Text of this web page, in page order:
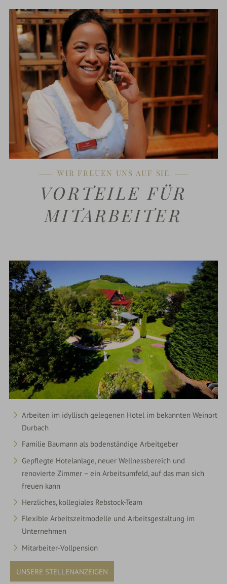
WIR FREUEN UNS AUF SIE
VORTEILE FÜR
MITARBEITER
Arbeiten im idyllisch gelegenen Hotel im bekannten Weinort
Durbach
Familie Baumann als bodenständige Arbeitgeber
Gepflegte Hotelanlage, neuer Wellnessbereich und
renovierte Zimmer – ein Arbeitsumfeld, auf das man sich
freuen kann
Herzliches, kollegiales Rebstock-Team
Flexible Arbeitszeitmodelle und Arbeitsgestaltung im
Unternehmen
Mitarbeiter-Vollpension
UNSERE STELLENANZEIGEN